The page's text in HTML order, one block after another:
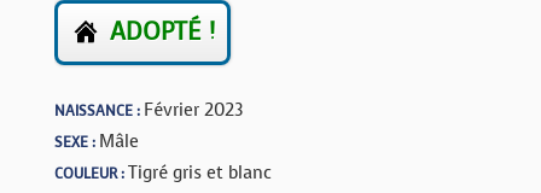
ADOPTÉ !
NAISSANCE : Février 2023
SEXE : Mâle
COULEUR :Tigré gris et blanc